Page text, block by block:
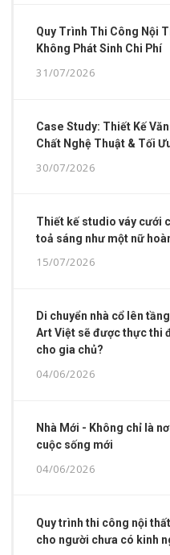
Quy Trình Thi Công Nội
Không Phát Sinh Chi Phí
31/07/2026
Case Study: Thiết Kế
Chất Nghệ Thuật & Tối
30/07/2026
Thiết kế studio váy cưới
toả sáng như một nữ
15/07/2026
Di chuyển nhà cổ lên
Art Việt sẽ được thực thi
cho gia chủ?
04/06/2026
Nhà Mới - Không chỉ là
cuộc sống mới
04/06/2026
Quy trình thi công nội
cho người chưa có kinh